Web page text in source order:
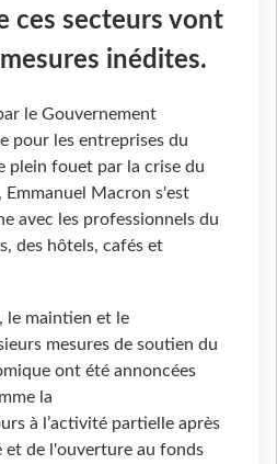
ces secteurs vont
inédites.
le Gouvernement
pour les entreprises du
plein fouet par la crise du
Macron s'est
avec les professionnels du
des hôtels, cafés et
le maintien et le
mesures de soutien du
ont été annoncées
la
à l’activité partielle après
et de l'ouverture au fonds